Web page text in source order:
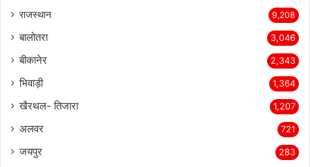
राजस्थान 9,208
बालोतरा 3,046
बीकानेर 2,343
भिवाड़ी 1,364
खैरथल- तिजारा 1,207
अलवर 721
जयपुर 283